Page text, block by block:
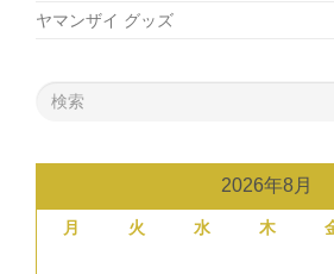
ヤマンザイ グッズ
2026年8月
月 火 水 木